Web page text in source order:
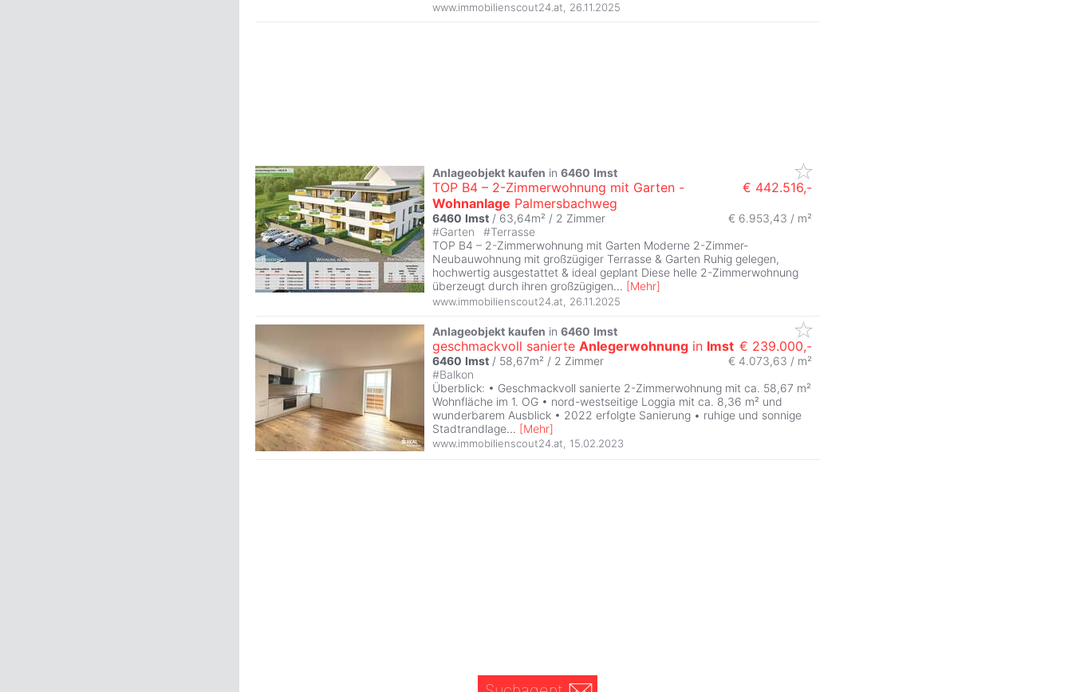
www.immobilienscout24.at, 26.11.2025
Anlageobjekt kaufen in 6460 Imst
TOP B4 – 2-Zimmerwohnung mit Garten -
Wohnanlage Palmersbachweg
€ 442.516,-
6460 Imst / 63,64m² / 2 Zimmer
€ 6.953,43 / m²
#Garten #Terrasse
TOP B4 – 2-Zimmerwohnung mit Garten Moderne 2-Zimmer-
Neubauwohnung mit großzügiger Terrasse & Garten Ruhig gelegen,
hochwertig ausgestattet & ideal geplant Diese helle 2-Zimmerwohnung
überzeugt durch ihren großzügigen... [Mehr]
www.immobilienscout24.at 26.11.2025
Anlageobjekt kaufen in 6460 Imst
geschmackvoll sanierte Anlegerwohnung in Imst € 239.000,-
6460 Imst / 58,67m² / 2 Zimmer
€ 4.073,63 / m²
#Balkon
Überblick: • Geschmackvoll sanierte 2-Zimmerwohnung mit ca. 58,67 m²
Wohnfläche im 1. OG • nord-westseitige Loggia mit ca. 8,36 m² und
wunderbarem Ausblick • 2022 erfolgte Sanierung • ruhige und sonnige
Stadtrandlage... [Mehr]
www.immobilienscout24.at, 15.02.2023